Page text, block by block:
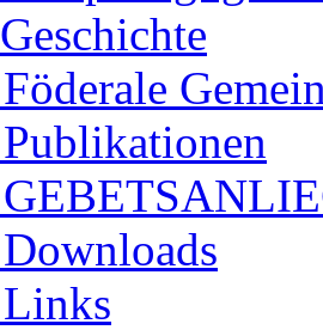
Geschichte
Föderale
Publikationen
Downloads
Links